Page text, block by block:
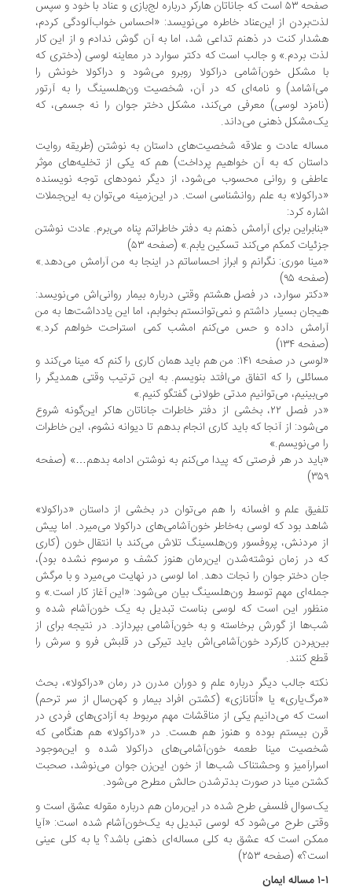
صفحه ۵۳ است که جاناتان هارکر درباره لج‌بازی و عناد با خود و سپس
از این‌عناد خاطره می‌نویسد: «احساس خواب‌آلودگی کردم،
کنت در ذهنم تداعی شد، اما به آن گوش ندادم و از این کار
بردم.» و جالب است که دکتر سوارد در معاینه لوسی (دختری که
مشکل خون‌آشامی دراکولا روبرو می‌شود و دراکولا خونش را
و نامه‌ای که در آن‌، شخصیت ون‌هلسینگ را به آرتور
لوسی) معرفی می‌کند، مشکل دختر جوان را نه جسمی، که
ذهنی می‌داند.
عادت و علاقه شخصیت‌های داستان به نوشتن (طریقه روایت
که به آن خواهیم پرداخت) هم که یکی از تخلیه‌های موثر
و روانی محسوب می‌شود، از دیگر نمودهای توجه نویسنده
به علم روانشناسی است. در این‌زمینه می‌توان به این‌جملات
کرد:
برای آرامش ذهنم به دفتر خاطراتم پناه می‌برم. عادت نوشتن
کمکم می‌کند تسکین یابم.» (صفحه ۵۳)
موری: نگرانم و ابراز احساساتم در اینجا به من آرامش می‌دهد.»
۹۵)
سوارد، در فصل هشتم وقتی درباره بیمار روانی‌اش می‌نویسد:
بسیار داشتم و نمی‌توانستم بخوابم، اما این یادداشت‌ها به من
داده و حس می‌کنم امشب کمی استراحت خواهم کرد.»
۱۳۴)
«لوسی در صفحه ۱۴۱: من هم باید همان کاری را کنم که مینا می‌کند و
را که اتفاق می‌افتد بنویسم. به این ترتیب وقتی همدیگر را
می‌توانیم مدتی طولانی گفتگو کنیم.»
«در فصل ۲۲، بخشی از دفتر خاطرات جاناتان هاکر این‌گونه شروع
از آنجا که باید کاری انجام بدهم تا دیوانه نشوم، این خاطرات
می‌نویسم.»
در هر فرصتی که پیدا می‌کنم به نوشتن ادامه بدهم…» (صفحه
علم و افسانه را هم می‌توان در بخشی از داستان «دراکولا»
بود که لوسی به‌خاطر خون‌آشامی‌های دراکولا می‌میرد. اما پیش
مردنش، پروفسور ون‌هلسینگ تلاش می‌کند با انتقال خون (کاری
در زمان نوشته‌شدن این‌رمان هنوز کشف و مرسوم نشده بود)،
دختر جوان را نجات دهد. اما لوسی در نهایت می‌میرد و با مرگش
مهم توسط ون‌هلسینگ بیان می‌شود: «این آغاز کار است.» و
این است که لوسی بناست تبدیل به یک خون‌آشام شده و
از گورش برخاسته و به خون‌آشامی بپردازد. در نتیجه برای از
کارکرد خون‌آشامی‌اش باید تیرکی در قلبش فرو و سرش را
کنند.
جالب دیگر درباره علم و دوران مدرن در رمان «دراکولا»، بحث
یا «اُتانازی» (کشتن افراد بیمار و کهن‌سال از سر ترحم)
که می‌دانیم یکی از مناقشات مهم مربوط به آزادی‌های فردی در
بیستم بوده و هنوز هم هست. در «دراکولا» هم هنگامی که
مینا طعمه خون‌آشامی‌های دراکولا شده و این‌موجود
و وحشتناک شب‌ها از خون این‌زن جوان می‌نوشد، صحبت
مینا در صورت بدترشدن حالش مطرح می‌شود.
فلسفی طرح شده در این‌رمان هم درباره مقوله عشق است و
طرح می‌شود که لوسی تبدیل به یک‌خون‌آشام شده است: «آیا
است که عشق به کلی مساله‌ای ذهنی باشد؟ یا به کلی عینی
(صفحه ۲۵۳)